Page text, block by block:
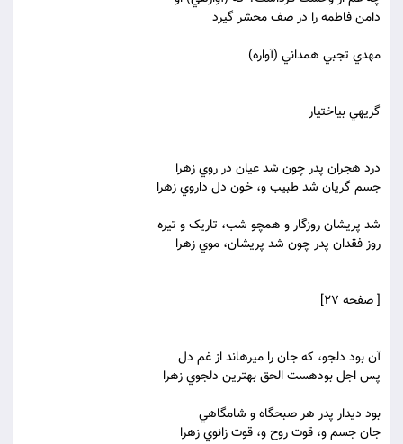
دامن فاطمه را در صف محشر گيرد
مهدي تجبي همداني (آواره)
گريه‏ي بي‏اختيار
درد هجران پدر چون شد عيان در روي زهرا
جسم گريان شد طبيب و، خون دل داروي زهرا
شد پريشان روزگار و همچو شب، تاريک و تيره
روز فقدان پدر چون شد پريشان، موي زهرا
[ صفحه 27]
آن بود دلجو، که جان را مي‏رهاند از غم دل
پس اجل بوده‏ست الحق بهترين دلجوي زهرا
بود ديدار پدر هر صبحگاه و شامگاهي
جان جسم و، قوت روح و، قوت زانوي زهرا